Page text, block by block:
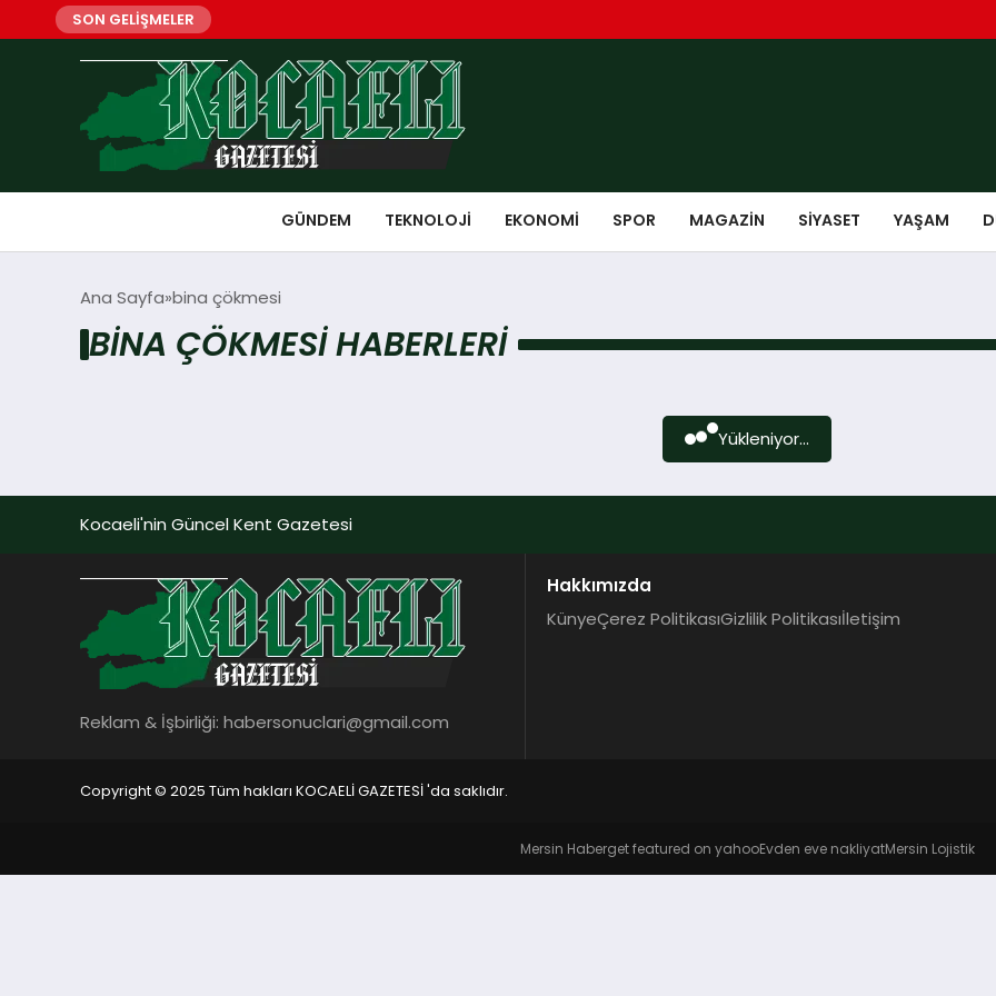
SON GELİŞMELER
GÜNDEM TEKNOLOJI EKONOMI SPOR MAGAZIN SIYASET YAŞAM
Ana Sayfa bina çökmesi
BINA ÇÖKMESI HABERLERI
Yükleniyor...
Kocaeli'nin Güncel Kent Gazetesi
Reklam & İşbirliği: habersonuclari@gmail.com
Hakkımızda
KünyeÇerez PolitikasıGizlilik Politikasıİletişim
Copyright © 2025 Tüm hakları KOCAELİ GAZETESİ 'da saklıdır.
Mersin Haberget featured on yahooEvden eve nakliyatMersin Lojistik